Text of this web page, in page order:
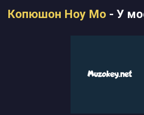
Копюшон Ноу Мо - У